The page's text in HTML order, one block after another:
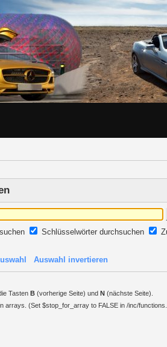
Schlüsselwörter durchsuchen
Auswahl invertieren
Tasten B (vorherige Seite) und N (nächste Seite).
arrays. (Set $stop_for_array to FALSE in /inc/